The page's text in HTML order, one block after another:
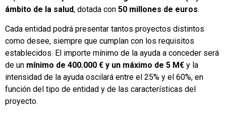
ámbito de la salud, dotada con 50 millones de euros.
Cada entidad podrá presentar tantos proyectos distintos
como desee, siempre que cumplan con los requisitos
establecidos. El importe mínimo de la ayuda a conceder será
de un mínimo de 400.000 € y un máximo de 5 M€ y la
intensidad de la ayuda oscilará entre el 25% y el 60%, en
función del tipo de entidad y de las características del
proyecto.